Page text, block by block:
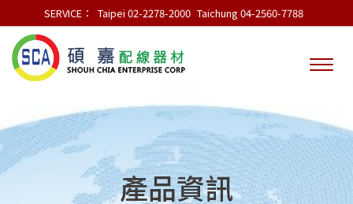
SERVICE： Taipei 02-2278-2000 Taichung 04-2560-7788
產品資訊